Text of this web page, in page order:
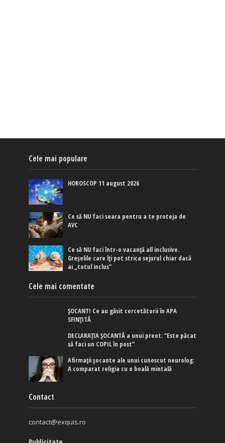
Cele mai populare
HOROSCOP 11 august 2026
Ce să NU faci seara pentru a te proteja de
AVC
Ce să NU faci într-o vacanță all inclusive.
Greșelile care îți pot strica sejurul chiar dacă
ai „totul inclus”
Cele mai comentate
ȘOCANT! Ce au găsit cercetătorii în APA
SFINȚITĂ
DECLARAȚIA ȘOCANTĂ a unui preot: ”Este păcat
să faci un COPIL în post”
Afirmaţii şocante ale unui cunoscut neurolog:
A comparat religia cu o boală mintală
Contact
contact@exquis.ro